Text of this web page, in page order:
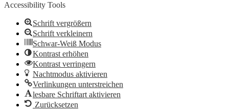
Accessibility Tools
Schrift vergrößern
Schrift verkleinern
Schwar-Weiß Modus
Kontrast erhöhen
Kontrast verringern
Nachtmodus aktivieren
Verlinkungen unterstreichen
lesbare Schriftart aktivieren
Zurücksetzen